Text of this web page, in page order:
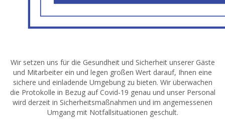
Wir setzen uns für die Gesundheit und Sicherheit unserer Gäste
und Mitarbeiter ein und legen großen Wert darauf, Ihnen eine
sichere und einladende Umgebung zu bieten. Wir überwachen
die Protokolle in Bezug auf Covid-19 genau und unser Personal
wird derzeit in Sicherheitsmaßnahmen und im angemessenen
Umgang mit Notfallsituationen geschult.